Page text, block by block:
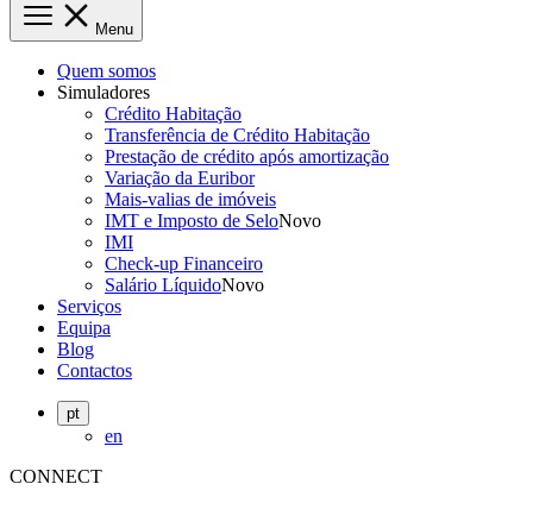
Menu
Quem somos
Simuladores
Crédito Habitação
Transferência de Crédito Habitação
Prestação de crédito após amortização
Variação da Euribor
Mais-valias de imóveis
IMT e Imposto de SeloNovo
IMI
Check-up Financeiro
Salário LíquidoNovo
Serviços
Equipa
Blog
Contactos
pt
en
CONNECT